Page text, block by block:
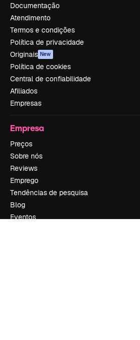
Documentação
Atendimento
Termos e condições
Política de privacidade
Originais New
Política de cookies
Central de confiabilidade
Afiliados
Empresas
Empresa
Preços
Sobre nós
Reviews
Emprego
Tendências de pesquisa
Blog
Eventos